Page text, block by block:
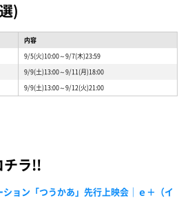
)
内容
9/5(火)10:00～9/7(木)23:59
9/9(土)13:00～9/11(月)18:00
9/9(土)13:00～9/12(火)21:00
チラ!!
ョン「つうかあ」先行上映会｜ｅ＋（イ